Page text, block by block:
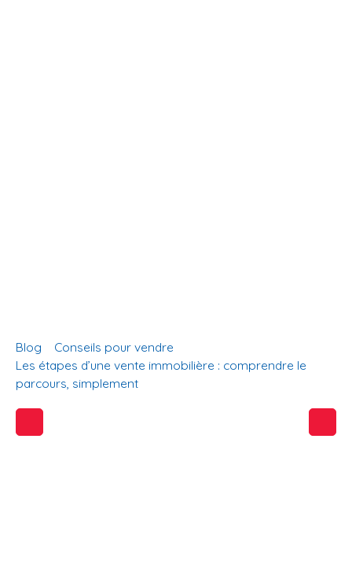
Blog
Conseils pour vendre
Les étapes d’une vente immobilière : comprendre le
parcours, simplement